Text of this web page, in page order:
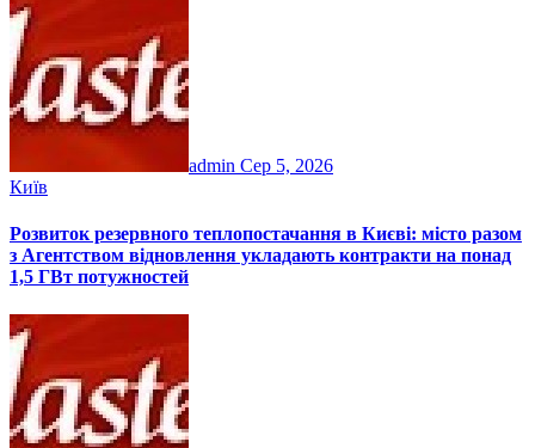
admin Сер 5, 2026
Київ
Розвиток резервного теплопостачання в Києві: місто разом
з Агентством відновлення укладають контракти на понад
1,5 ГВт потужностей